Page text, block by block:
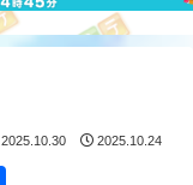
2025.10.30 2025.10.24